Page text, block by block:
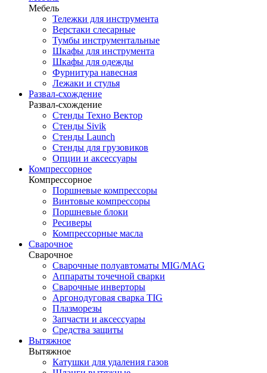
Мебель
Тележки для инструмента
Верстаки слесарные
Тумбы инструментальные
Шкафы для инструмента
Шкафы для одежды
Фурнитура навесная
Лежаки и стулья
Развал-схождение
Развал-схождение
Стенды Техно Вектор
Стенды Sivik
Стенды Launch
Стенды для грузовиков
Опции и аксессуары
Компрессорное
Компрессорное
Поршневые компрессоры
Винтовые компрессоры
Поршневые блоки
Ресиверы
Компрессорные масла
Сварочное
Сварочное
Сварочные полуавтоматы MIG/MAG
Аппараты точечной сварки
Сварочные инверторы
Аргонодуговая сварка TIG
Плазморезы
Запчасти и аксессуары
Средства защиты
Вытяжное
Вытяжное
Катушки для удаления газов